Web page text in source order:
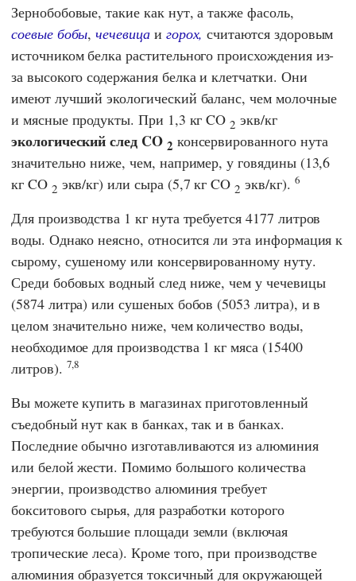
Зернобобовые, такие как нут, а также фасоль,
соевые бобы,чечевицаи горох, считаются здоровым
источником белка растительного происхождения из-
за высокого содержания белка и клетчатки. Они
имеют лучший экологический баланс, чем молочные
и мясные продукты. При 1,3 кг CO2 экв/кг
экологический след CO 2 консервированного нута
значительно ниже, чем, например, у говядины (13,6
кг CO 2 экв/кг) или сыра (5,7 кг CO2 экв/кг). 6
Для производства 1 кг нута требуется 4177 литров
воды. Однако неясно, относится ли эта информация к
сырому, сушеному или консервированному нуту.
Среди бобовых водный след ниже, чем у чечевицы
(5874 литра) или сушеных бобов (5053 литра), и в
целом значительно ниже, чем количество воды,
необходимое для производства 1 кг мяса (15400
литров). 7,8
Вы можете купить в магазинах приготовленный
съедобный нут как в банках, так и в банках.
Последние обычно изготавливаются из алюминия
или белой жести. Помимо большого количества
энергии, производство алюминия требует
бокситового сырья, для разработки которого
требуются большие площади земли (включая
тропические леса). Кроме того, при производстве
алюминия образуется токсичный для окружающей